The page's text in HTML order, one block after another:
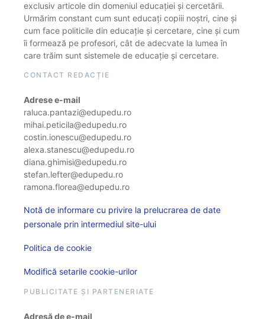
exclusiv articole din domeniul educației și cercetării.
Urmărim constant cum sunt educați copiii noștri, cine și
cum face politicile din educație și cercetare, cine și cum
îi formează pe profesori, cât de adecvate la lumea în
care trăim sunt sistemele de educație și cercetare.
CONTACT REDACȚIE
Adrese e-mail
raluca.pantazi@edupedu.ro
mihai.peticila@edupedu.ro
costin.ionescu@edupedu.ro
alexa.stanescu@edupedu.ro
diana.ghimisi@edupedu.ro
stefan.lefter@edupedu.ro
ramona.florea@edupedu.ro
Notă de informare cu privire la prelucrarea de date
personale prin intermediul site-ului
Politica de cookie
Modifică setarile cookie-urilor
PUBLICITATE ȘI PARTENERIATE
Adresă de e-mail